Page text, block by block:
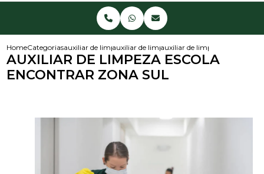
HomeCategoriasauxiliar de limpezaauxiliar de limpeza em creche
auxiliar de limpeza escola
AUXILIAR DE LIMPEZA ESCOLA
ENCONTRAR ZONA SUL